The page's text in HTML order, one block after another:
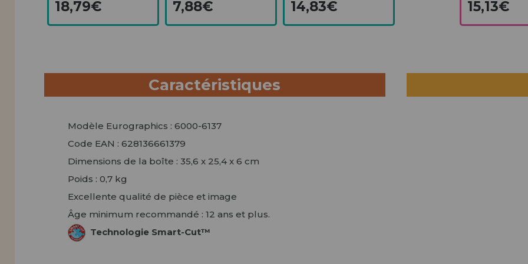
18,79€ 7,88€ 14,83€ 15,13€
Caractéristiques
Modèle Eurographics : 6000-6137
Code EAN : 628136661379
Dimensions de la boîte : 35,6 x 25,4 x 6 cm
Poids : 0,7 kg
Excellente qualité de pièce et image
Âge minimum recommandé : 12 ans et plus.
Technologie Smart-Cut™